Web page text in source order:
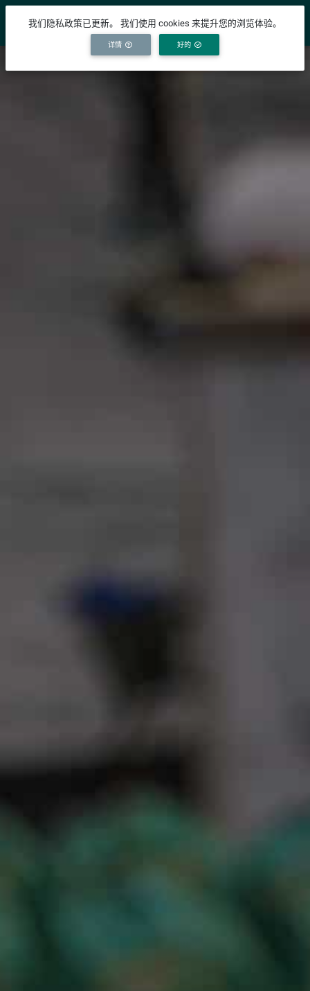
YICODE
我们隐私政策已更新。 我们使用 cookies 来提升您的浏览体验。
详情 好的